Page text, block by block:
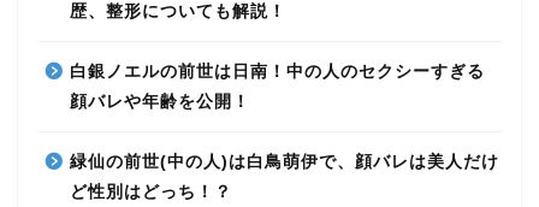
歴、整形についても解説！
白銀ノエルの前世は日南！中の人のセクシーすぎる
顔バレや年齢を公開！
緑仙の前世(中の人)は白鳥萌伊で、顔バレは美人だけ
ど性別はどっち！？